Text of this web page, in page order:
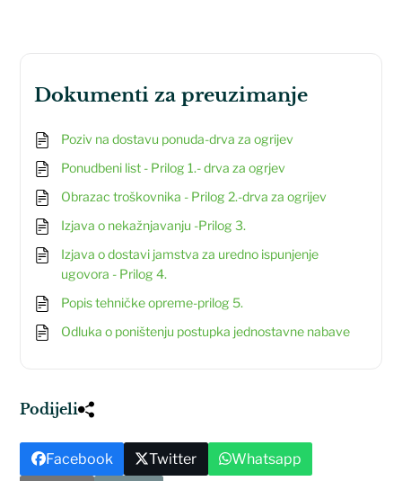
dokumenti za preuzimanje
Poziv na dostavu ponuda-drva za ogrijev
Ponudbeni list - Prilog 1.- drva za ogrjev
Obrazac troškovnika - Prilog 2.-drva za ogrijev
Izjava o nekažnjavanju -Prilog 3.
Izjava o dostavi jamstva za uredno ispunjenje
ugovora - Prilog 4.
Popis tehničke opreme-prilog 5.
Odluka o poništenju postupka jednostavne nabave
Podijeli
Facebook Twitter
Whatsapp